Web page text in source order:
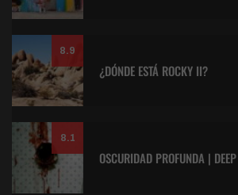
8.9
¿DÓNDE ESTÁ ROCKY II?
8.1
OSCURIDAD PROFUNDA |